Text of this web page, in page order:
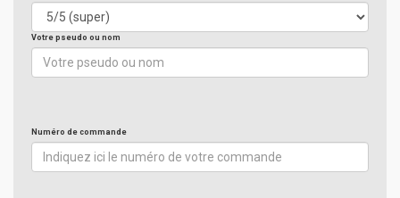
Votre pseudo ou nom
Numéro de commande